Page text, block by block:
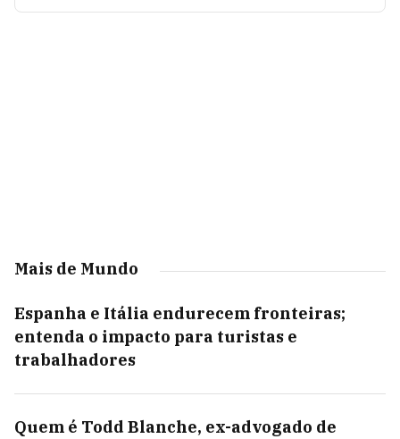
Mais de Mundo
Espanha e Itália endurecem fronteiras;
entenda o impacto para turistas e
trabalhadores
Quem é Todd Blanche, ex-advogado de